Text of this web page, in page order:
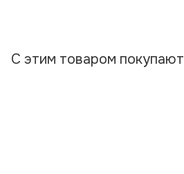
С этим товаром покупают